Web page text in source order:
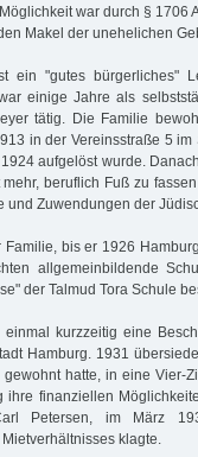
war durch § 1706
Makel der unehelichen
ein "gutes bürgerliches"
einige Jahre als
tätig. Die Familie
in der Vereinsstraße 5 im
aufgelöst wurde.
beruflich Fuß zu
und Zuwendungen der
bis er 1926
allgemeinbildende
der Talmud Tora Schule
kurzzeitig eine
Hamburg. 1931
hatte, in eine Vier-
ihre finanziellen
Petersen, im März
klagte.